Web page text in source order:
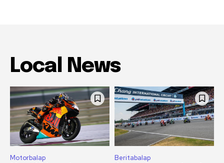
Local News
Motorbalap Beritabalap